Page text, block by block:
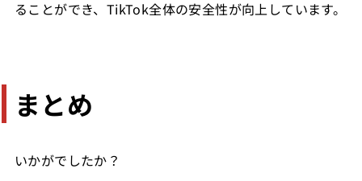
ることができ、TikTok全体の安全性が向上しています。
まとめ
いかがでしたか？